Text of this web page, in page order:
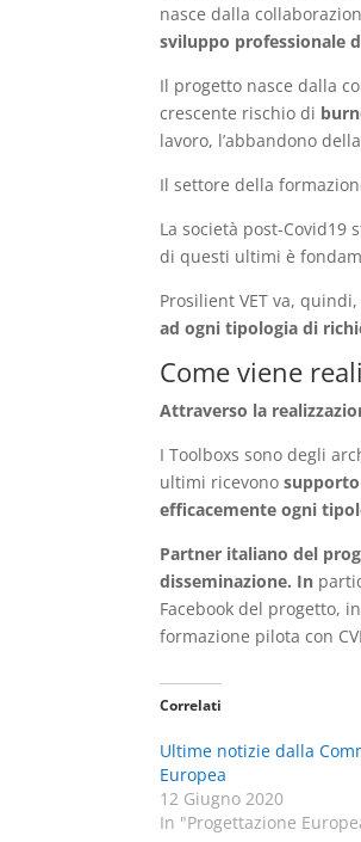
nasce dalla
sviluppo professionale
Il progetto nasce dalla
crescente rischio di
lavoro, l’abbandono
Il settore della
La società post-
di questi ultimi è
Prosilient VET va,
ad ogni tipologia di
Come viene
Attraverso la
I Toolboxs sono degli
ultimi ricevono
efficacemente ogni
Partner italiano del
disseminazione. In
Facebook del progetto,
formazione pilota con
Correlati
Ultime notizie dalla
Europea
12 Giugno 2020
In "Progettazione